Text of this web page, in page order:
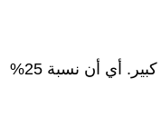
لم يتم زيادة الرسوم على كندا والمكسيك اللتين كانتا تنتظران تصريح ترامب بقلق كبير. أي أن نسبة 25%